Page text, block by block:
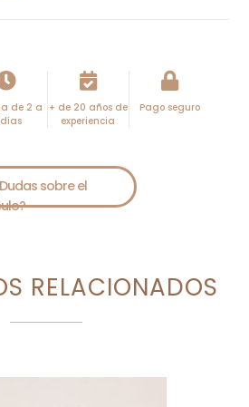
de 2 a + de 20 años de
experiencia
Pago seguro
RELACIONADOS